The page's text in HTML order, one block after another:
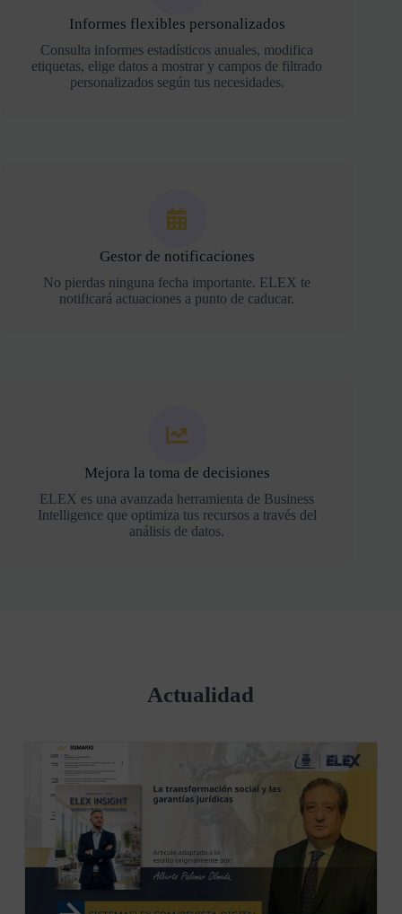
Informes flexibles personalizados
Consulta informes estadísticos anuales, modifica
etiquetas, elige datos a mostrar y campos de filtrado
personalizados según tus necesidades.
Gestor de notificaciones
No pierdas ninguna fecha importante. ELEX te
notificará actuaciones a punto de caducar.
Mejora la toma de decisiones
ELEX es una avanzada herramienta de Business
Intelligence que optimiza tus recursos a través del
análisis de datos.
Actualidad